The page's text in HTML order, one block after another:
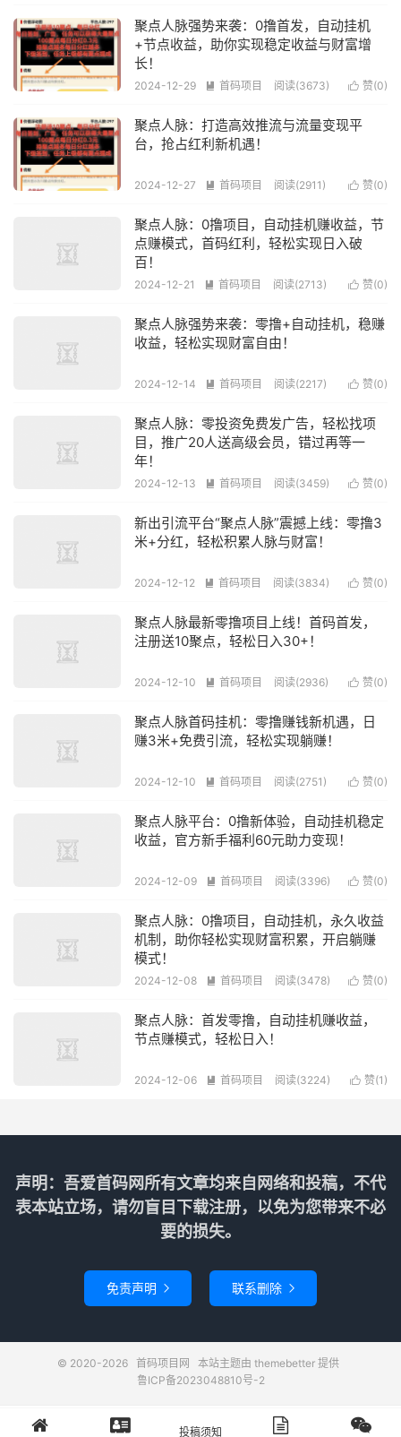
聚点人脉强势来袭：0撸首发，自动挂机
+节点收益，助你实现稳定收益与财富增
长！
 赞(0)
2024-12-29  首码项目 阅读(3673)
聚点人脉：打造高效推流与流量变现平
台，抢占红利新机遇！
 赞(0)
2024-12-27  首码项目 阅读(2911)
聚点人脉：0撸项目，自动挂机赚收益，节
点赚模式，首码红利，轻松实现日入破
百！
 赞(0)
2024-12-21  首码项目 阅读(2713)
聚点人脉强势来袭：零撸+自动挂机，稳赚
收益，轻松实现财富自由！
 赞(0)
2024-12-14  首码项目 阅读(2217)
聚点人脉：零投资免费发广告，轻松找项
目，推广20人送高级会员，错过再等一
年！
 赞(0)
2024-12-13  首码项目 阅读(3459)
新出引流平台“聚点人脉”震撼上线：零撸3
米+分红，轻松积累人脉与财富！
 赞(0)
2024-12-12  首码项目 阅读(3834)
聚点人脉最新零撸项目上线！首码首发，
注册送10聚点，轻松日入30+！
 赞(0)
2024-12-10  首码项目 阅读(2936)
聚点人脉首码挂机：零撸赚钱新机遇，日
赚3米+免费引流，轻松实现躺赚！
 赞(0)
2024-12-10  首码项目 阅读(2751)
聚点人脉平台：0撸新体验，自动挂机稳定
收益，官方新手福利60元助力变现！
 赞(0)
2024-12-09  首码项目 阅读(3396)
聚点人脉：0撸项目，自动挂机，永久收益
机制，助你轻松实现财富积累，开启躺赚
模式！
 赞(0)
2024-12-08  首码项目 阅读(3478)
聚点人脉：首发零撸，自动挂机赚收益，
节点赚模式，轻松日入！
 赞(1 )
2024-12-06  首码项目 阅读(3224)
声明：吾爱首码网所有文章均来自网络和投稿，不代
表本站立场，请勿盲目下载注册，以免为您带来不必
要的损失。
免责声明  联系删除 
© 2020-2026 首码项目网 本站主题由 themebetter提供
鲁ICP备2023048810号-2
投稿须知